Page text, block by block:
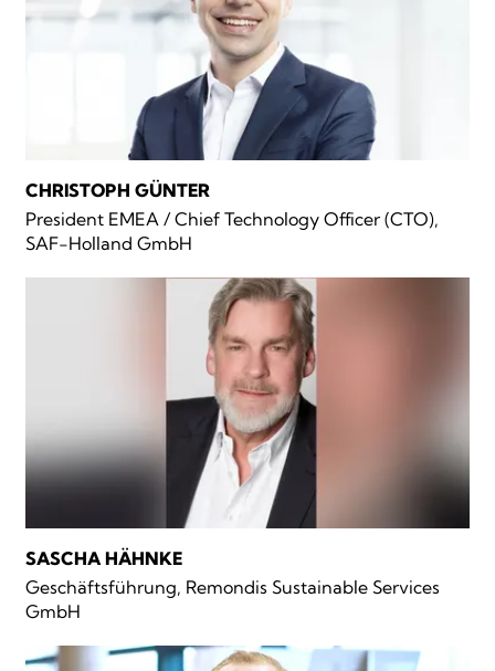
CHRISTOPH GÜNTER
President EMEA / Chief Technology Officer (CTO),
SAF-Holland GmbH
SASCHA HÄHNKE
Geschäftsführung, Remondis Sustainable Services
GmbH